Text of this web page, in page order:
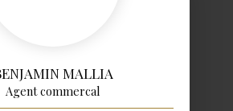
MALLIA
Agent commercal